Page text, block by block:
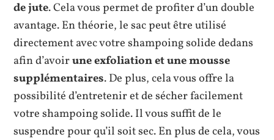
de jute. Cela vous permet de profiter d’un double
avantage. En théorie, le sac peut être utilisé
directement avec votre shampoing solide dedans
afin d’avoirune exfoliation et une mousse
supplémentaires. De plus, cela vous offre la
possibilité d’entretenir et de sécher facilement
votre shampoing solide. Il vous suffit de le
suspendre pour qu’il soit sec. En plus de cela, vous